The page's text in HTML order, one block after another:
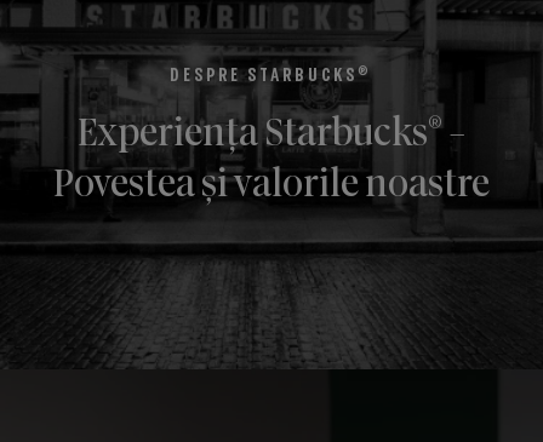
Cafea măcinată pentru espresso Starbucks
Espresso